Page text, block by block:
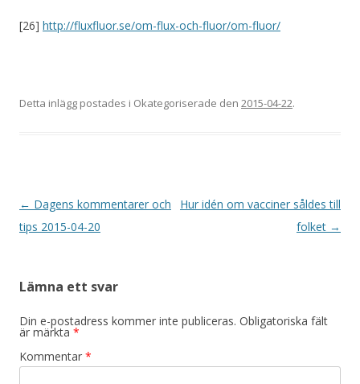
[26] http://fluxfluor.se/om-flux-och-fluor/om-fluor/
Detta inlägg postades i Okategoriserade den 2015-04-22.
Inläggsnavigering
← Dagens kommentarer och
tips 2015-04-20
Hur idén om vacciner såldes till
folket →
Lämna ett svar
Din e-postadress kommer inte publiceras. Obligatoriska fält
är märkta *
Kommentar *